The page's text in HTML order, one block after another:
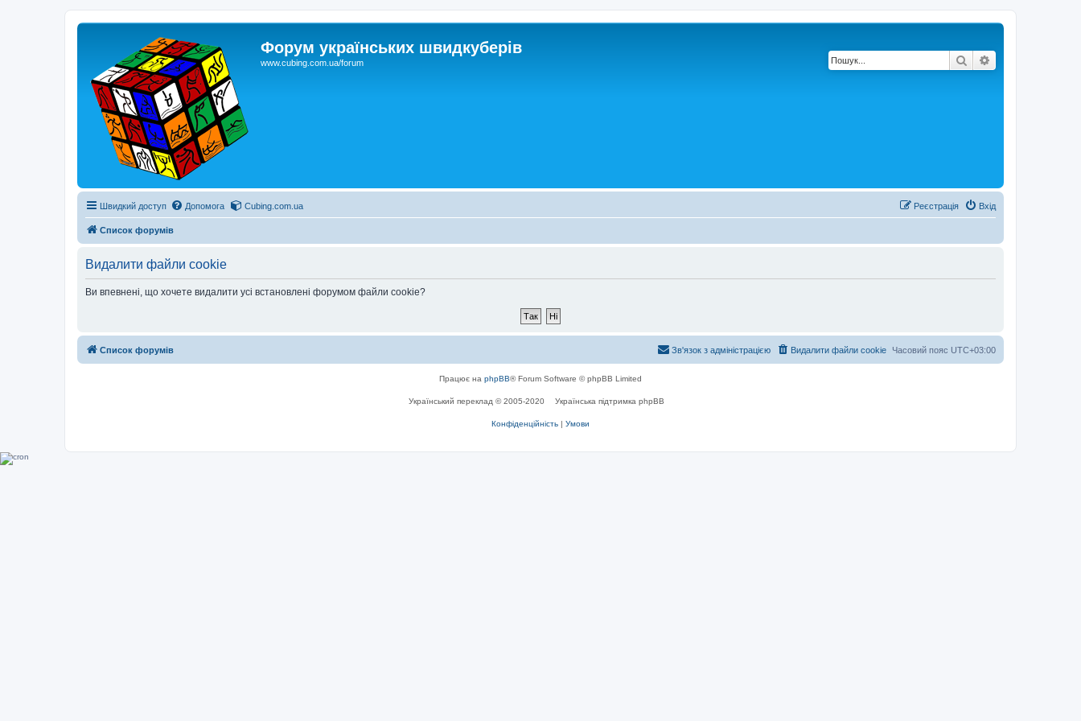
Форум українських швидкуберів
www.cubing.com.ua/forum Пошук
Швидкий доступ Допомога Cubing.com.ua Вхід
Реєстрація
Список форумів
Видалити файли cookie
Ви впевнені, що хочете видалити усі встановлені форумом файли cookie?
Список форумів Часовий пояс UTC+03:00
Видалити файли cookie
Зв'язок з адміністрацією
Працює на phpBB® Forum Software © phpBB Limited
Український переклад © 2005-2020 Українська підтримка phpBB
Конфіденційність | Умови